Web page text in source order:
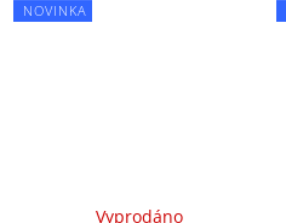
NOVINKA
Vyprodáno